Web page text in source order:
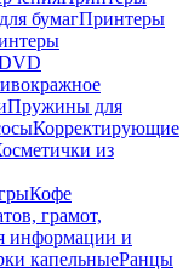
бумагПринтеры
Пружины для
Корректирующие
из
Кофе
грамот,
информации и
капельныеРанцы